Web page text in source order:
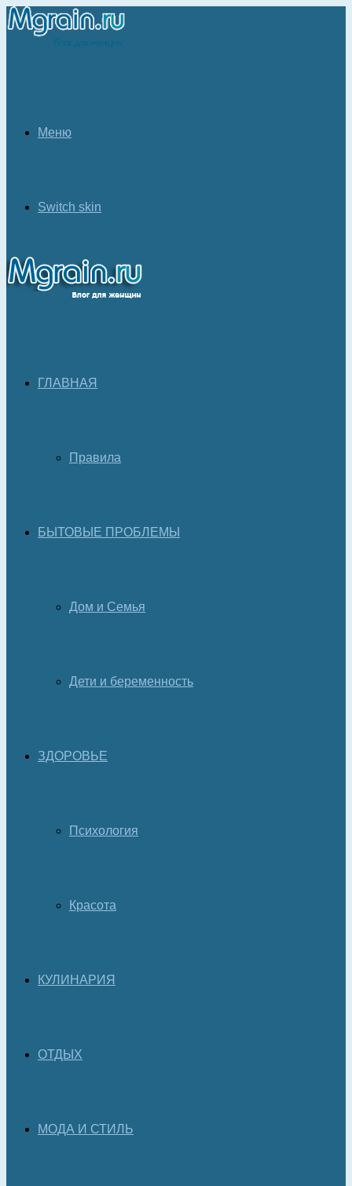
Меню
Switch skin
ГЛАВНАЯ
Правила
БЫТОВЫЕ ПРОБЛЕМЫ
Дом и Семья
Дети и беременность
ЗДОРОВЬЕ
Психология
Красота
КУЛИНАРИЯ
ОТДЫХ
МОДА И СТИЛЬ